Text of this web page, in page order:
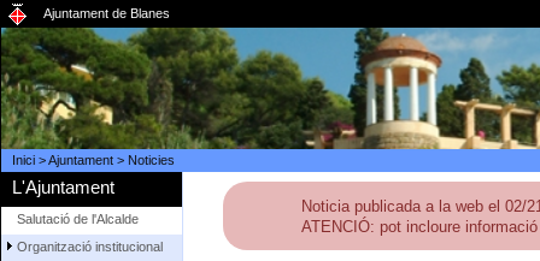
Ajuntament de Blanes
Inici>Ajuntament> Noticies
L'Ajuntament
Salutació de l'Alcalde
Organització institucional
Noticia publicada a la web el 02/
ATENCIÓ: pot incloure